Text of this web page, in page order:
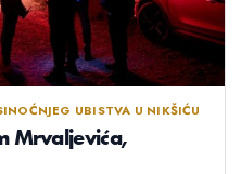
UBISTVA U NIKŠIĆU
Mrvaljevića,